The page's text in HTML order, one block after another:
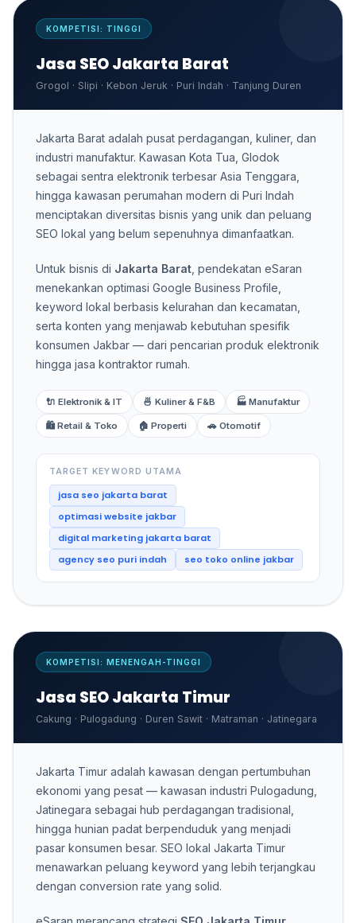
KOMPETISI: TINGGI
Jasa SEO Jakarta Barat
Grogol · Slipi · Kebon Jeruk · Puri Indah · Tanjung Duren
Jakarta Barat adalah pusat perdagangan, kuliner, dan
industri manufaktur. Kawasan Kota Tua, Glodok
sebagai sentra elektronik terbesar Asia Tenggara,
hingga kawasan perumahan modern di Puri Indah
menciptakan diversitas bisnis yang unik dan peluang
SEO lokal yang belum sepenuhnya dimanfaatkan.
Untuk bisnis di Jakarta Barat , pendekatan eSaran
menekankan optimasi Google Business Profile,
keyword lokal berbasis kelurahan dan kecamatan,
serta konten yang menjawab kebutuhan spesifik
konsumen Jakbar — dari pencarian produk elektronik
hingga jasa kontraktor rumah.
🔌 Elektronik & IT 🍜 Kuliner & F&B 🏭 Manufaktur
🛍️ Retail & Toko 🏠 Properti 🚗 Otomotif
TARGET KEYWORD UTAMA
jasa seo jakarta barat
optimasi website jakbar
digital marketing jakarta barat
agency seo puri indah
seo toko online jakbar
KOMPETISI: MENENGAH-TINGGI
Jasa SEO Jakarta Timur
Cakung · Pulogadung · Duren Sawit · Matraman · Jatinegara
Jakarta Timur adalah kawasan dengan pertumbuhan
ekonomi yang pesat — kawasan industri Pulogadung,
Jatinegara sebagai hub perdagangan tradisional,
hingga hunian padat berpenduduk yang menjadi
pasar konsumen besar. SEO lokal Jakarta Timur
menawarkan peluang keyword yang lebih terjangkau
dengan conversion rate yang solid.